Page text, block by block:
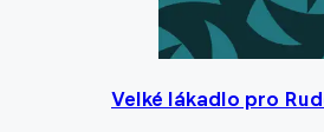
Velké lákadlo pro